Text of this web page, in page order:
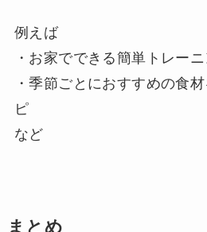
例えば
・お家でできる簡単トレー
・季節ごとにおすすめの食
ピ
など
まとめ